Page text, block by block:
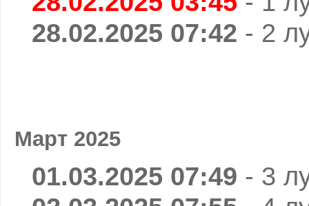
28.02.2025 07:42 - 2
Март 2025
01.03.2025 07:49 - 3